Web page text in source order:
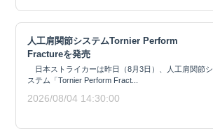
人工肩関節システムTornier Perform
Fractureを発売
日本ストライカーは昨日（8月3日）、人工肩関節シ
ステム「Tornier Perform Fract...
2026/08/04 14:30:00